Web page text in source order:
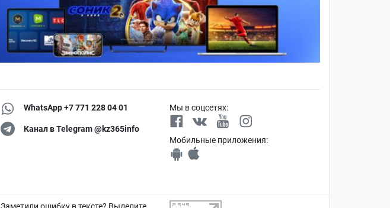
WhatsApp +7 771 228 04 01
Канал в Telegram @kz365info
Мы в соцсетях:
Мобильные приложения: